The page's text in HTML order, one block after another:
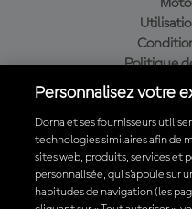
Politique
Télécharger
Personnalisez votre
Dorna et ses fournisseurs
technologies similaires afin de
sites web, produits, services et
personnalisée, qui s’appuie sur
habitudes de navigation (les